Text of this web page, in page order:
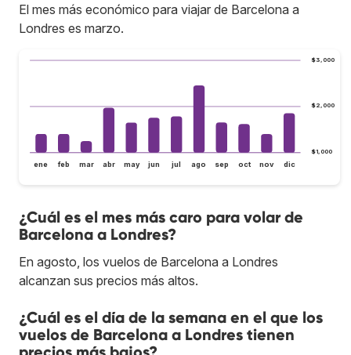
El mes más económico para viajar de Barcelona a
Londres es marzo.
$1,000
$2,000
$3,000
ene feb mar abr may jun jul ago sep oct nov dic
¿Cuál es el mes más caro para volar de
Barcelona a Londres?
En agosto, los vuelos de Barcelona a Londres
alcanzan sus precios más altos.
¿Cuál es el día de la semana en el que los
vuelos de Barcelona a Londres tienen